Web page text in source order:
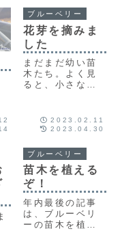
くと生長してい
ます。若い芽が
どんどん伸び、
たくさんの若葉
が風に揺れる風
景に、毎日癒さ
れています。
ブルーベリー
花芽を摘みま
した
まだまだ幼い苗
木たち。よく見
ると、小さな花
りの苗木の花芽
をひとつひとつ
す。どうして花
芽をとる必要が
あるのでしょう
か？
2023.02.11
2023.04.30
ブルーベリー
苗木を植える
ぞ！
年内最後の記事
は、ブルーベリ
ーの苗木を植え